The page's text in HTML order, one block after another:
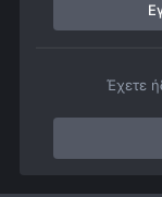
Έχετε